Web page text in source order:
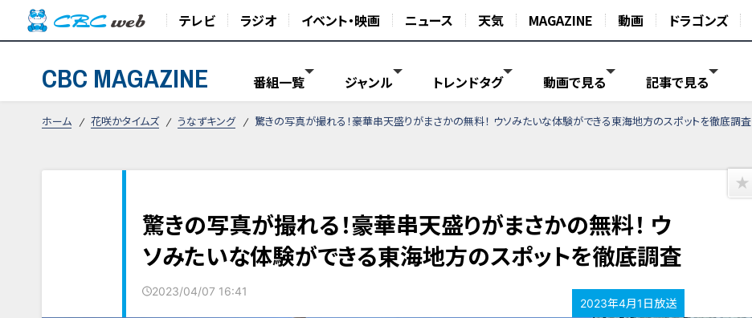
テレビ ラジオ イベント・映画 ニュース 天気 MAGAZINE 動画 ドラゴンズ
CBC MAGAZINE 番組一覧 ジャンル トレンドタグ 動画で見る 記事で見る
ホーム 花咲かタイムズ うなずキング 驚きの写真が撮れる！豪華串天盛りがまさかの無料！ ウソみたいな体験ができる東海地方のスポットを徹底調査
驚きの写真が撮れる！豪華串天盛りがまさかの無料！ ウ
ソみたいな体験ができる東海地方のスポットを徹底調査
2023/04/07 16:41
2023年4月1日放送